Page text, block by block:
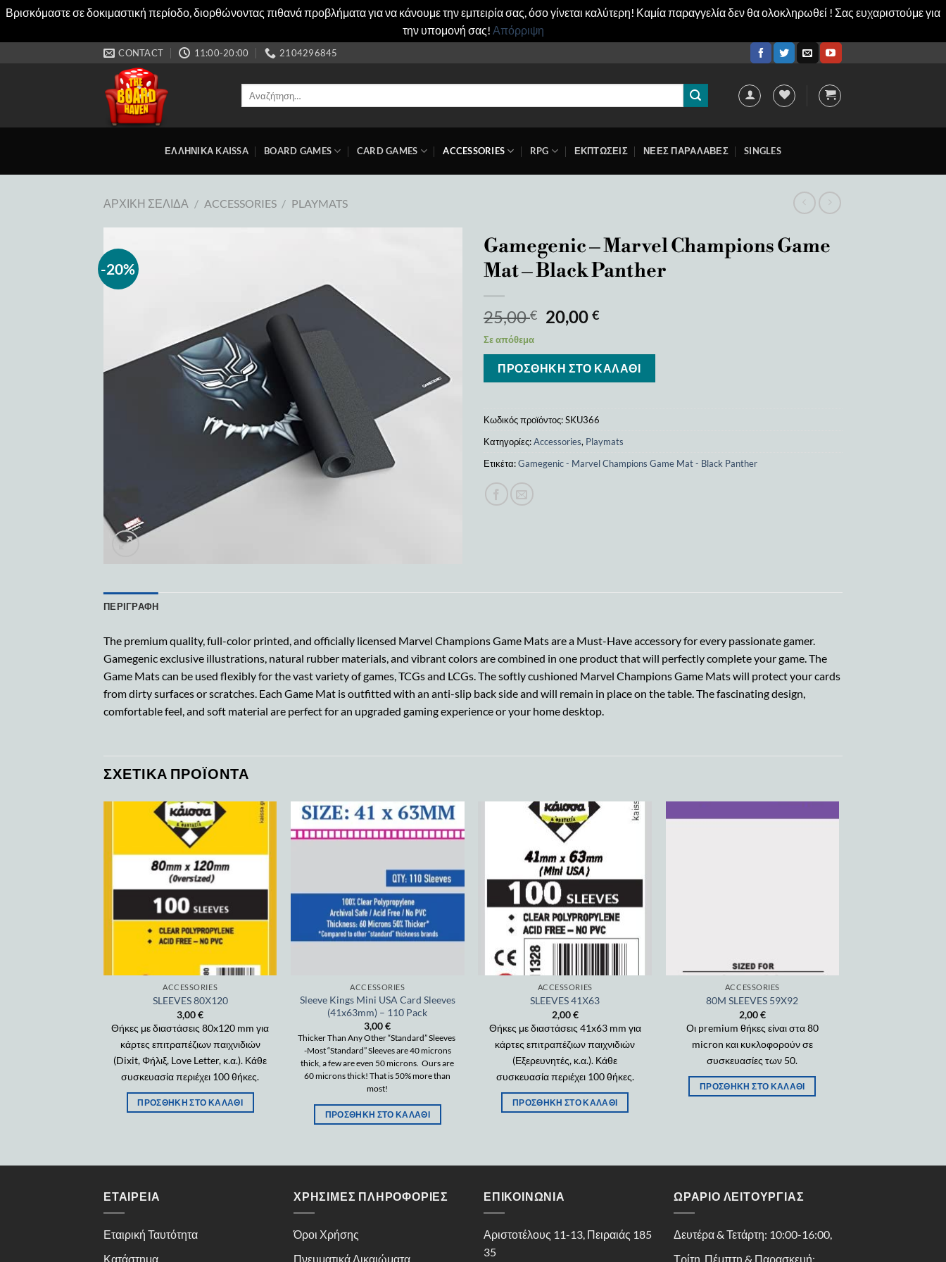
Βρισκόμαστε σε δοκιμαστική περίοδο, διορθώνοντας πιθανά προβλήματα για να κάνουμε την εμπειρία σας, όσο γίνεται καλύτερη! Καμία παραγγελία δεν θα ολοκληρωθεί ! Σας ευχαριστούμε για
την υπομονή σας! Απόρριψη
CONTACT 11:00-20:00 2104296845
ΕΛΛΗΝΙΚΑ KAISSA BOARD GAMES CARD GAMES ACCESSORIES RPG ΕΚΠΤΩΣΕΙΣ ΝΕΕΣ ΠΑΡΑΛΑΒΕΣ SINGLES
ΑΡΧΙΚΉ ΣΕΛΊΔΑ / ACCESSORIES / PLAYMATS
-20%
Gamegenic – Marvel Champions Game
Mat – Black Panther
25,00€ 20,00€
Σε απόθεμα
ΠΡΟΣΘΉΚΗ ΣΤΟ ΚΑΛΆΘΙ
Κωδικός προϊόντος:SKU366
Κατηγορίες:Accessories, Playmats
Ετικέτα:Gamegenic - Marvel Champions Game Mat - Black Panther
ΠΕΡΙΓΡΑΦΉ
The premium quality, full-color printed, and officially licensed Marvel Champions Game Mats are a Must-Have accessory for every passionate gamer.
Gamegenic exclusive illustrations, natural rubber materials, and vibrant colors are combined in one product that will perfectly complete your game. The
Game Mats can be used flexibly for the vast variety of games, TCGs and LCGs. The softly cushioned Marvel Champions Game Mats will protect your cards
from dirty surfaces or scratches. Each Game Mat is outfitted with an anti-slip back side and will remain in place on the table. The fascinating design,
comfortable feel, and soft material are perfect for an upgraded gaming experience or your home desktop.
ΣΧΕΤΙΚΆ ΠΡΟΪΌΝΤΑ
ACCESSORIES
SLEEVES 80Χ120
3,00€
Θήκες με διαστάσεις 80x120 mm για
κάρτες επιτραπέζιων παιχνιδιών
(Dixit, Φήλιξ, Love Letter, κ.α.). Κάθε
συσκευασία περιέχει 100 θήκες.
ΠΡΟΣΘΉΚΗ ΣΤΟ ΚΑΛΆΘΙ
Add to
ACCESSORIES
Sleeve Kings Mini USA Card Sleeves
(41x63mm) – 110 Pack
3,00€
Thicker Than Any Other “Standard” Sleeves
-Most “Standard” Sleeves are 40 microns
thick, a few are even 50 microns. Ours are
60 microns thick! That is 50% more than
most!
ΠΡΟΣΘΉΚΗ ΣΤΟ ΚΑΛΆΘΙ
ACCESSORIES
SLEEVES 41Χ63
2,00€
Θήκες με διαστάσεις 41x63 mm για
κάρτες επιτραπέζιων παιχνιδιών
(Εξερευνητές, κ.α.). Κάθε
συσκευασία περιέχει 100 θήκες.
ΠΡΟΣΘΉΚΗ ΣΤΟ ΚΑΛΆΘΙ
ACCESSORIES
80M SLEEVES 59X92
2,00€
Οι premium θήκες είναι στα 80
micron και κυκλοφορούν σε
συσκευασίες των 50.
ΠΡΟΣΘΉΚΗ ΣΤΟ ΚΑΛΆΘΙ
ΕΤΑΙΡΕΊΑ
Εταιρική Ταυτότητα
Κατάστημα
ΧΡΉΣΙΜΕΣ ΠΛΗΡΟΦΟΡΊΕΣ
Όροι Χρήσης
Πνευματικά Δικαιώματα
ΕΠΙΚΟΙΝΩΝΊΑ
Αριστοτέλους 11-13, Πειραιάς 185
35
ΩΡΑΡΙΟ ΛΕΙΤΟΥΡΓΙΑΣ
Δευτέρα & Τετάρτη: 10:00-16:00,
Τρίτη, Πέμπτη & Παρασκευή: